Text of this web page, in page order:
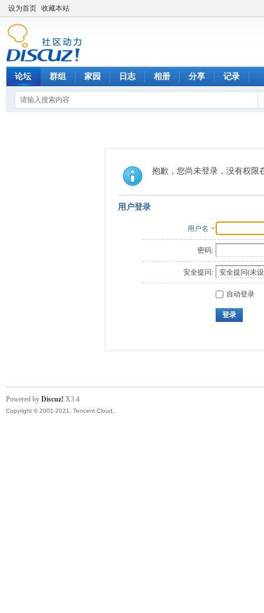
设为首页 收藏本站
论坛 群组 家园 日志 相册 分享 记录
抱歉，您尚未登录，没有权限
用户登录
用户名
密码:
安全提问:
自动登录
登录
Powered by Discuz! X3.4
Copyright © 2001-2021, Tencent Cloud.